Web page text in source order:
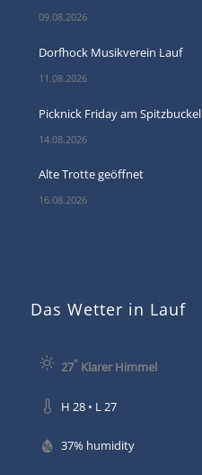
09.08.2026
Dorfhock Musikverein Lauf
11.08.2026
Picknick Friday am Spitzbuckel
14.08.2026
Alte Trotte geöffnet
16.08.2026
Das Wetter in Lauf
27°Klarer Himmel
H 28 • L 27
37% humidity